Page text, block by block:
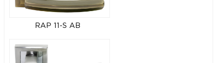
RAP 11-S AB